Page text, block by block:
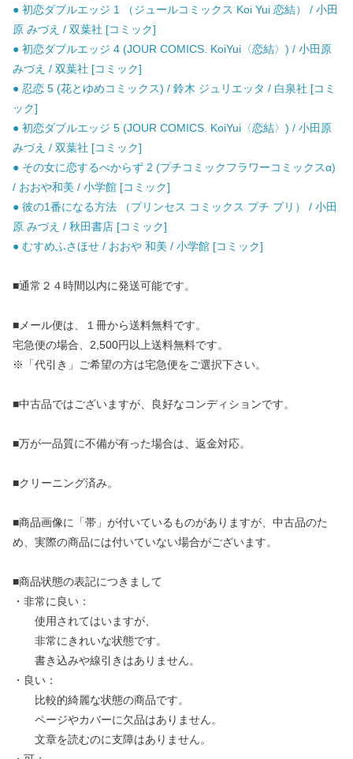
● 初恋ダブルエッジ 1 （ジュールコミックス Koi Yui 恋結） / 小田
原 みづえ / 双葉社 [コミック]
● 初恋ダブルエッジ 4 (JOUR COMICS. KoiYui〈恋結〉) / 小田原
みづえ / 双葉社 [コミック]
● 忍恋 5 (花とゆめコミックス) / 鈴木 ジュリエッタ / 白泉社 [コミ
ック]
● 初恋ダブルエッジ 5 (JOUR COMICS. KoiYui〈恋結〉) / 小田原
みづえ / 双葉社 [コミック]
● その女に恋するべからず 2 (プチコミックフラワーコミックスα)
/ おおや和美 / 小学館 [コミック]
● 彼の1番になる方法 （プリンセス コミックス プチ プリ） / 小田
原 みづえ / 秋田書店 [コミック]
● むすめふさほせ / おおや 和美 / 小学館 [コミック]
■通常２４時間以内に発送可能です。
■メール便は、１冊から送料無料です。
宅急便の場合、2,500円以上送料無料です。
※「代引き」ご希望の方は宅急便をご選択下さい。
■中古品ではございますが、良好なコンディションです。
■万が一品質に不備が有った場合は、返金対応。
■クリーニング済み。
■商品画像に「帯」が付いているものがありますが、中古品のた
め、実際の商品には付いていない場合がございます。
■商品状態の表記につきまして
・非常に良い：
使用されてはいますが、
非常にきれいな状態です。
書き込みや線引きはありません。
・良い：
比較的綺麗な状態の商品です。
ページやカバーに欠品はありません。
文章を読むのに支障はありません。